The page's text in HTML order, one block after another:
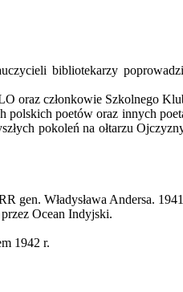
bibliotekarzy
oraz członkowie Szkolnego
polskich poetów oraz innych
pokoleń na ołtarzu
gen. Władysława Andersa.
Ocean Indyjski.
1942 r.